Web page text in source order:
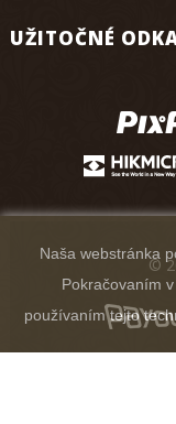
UŽITOČNÉ
Naša webstránka
Pokračovaním
používaním tejto
©